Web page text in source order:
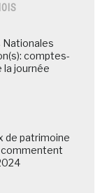
comptes-
la journée
de patrimoine